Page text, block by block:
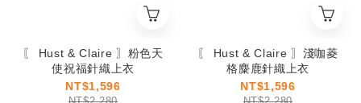
〖 Hust & Claire 〗粉色天
使祝福針織上衣
NT$1,596
〖 Hust & Claire 〗淺咖菱
格麋鹿針織上衣
NT$1,596